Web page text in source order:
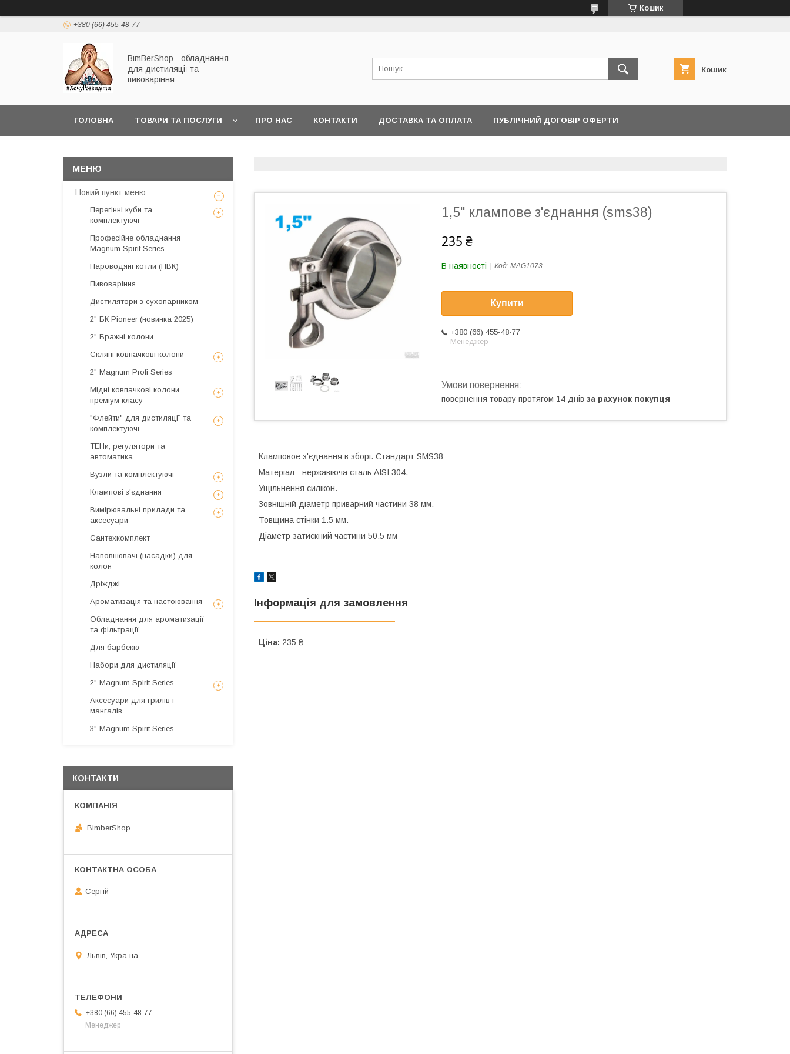
Кошик
+380 (66) 455-48-77
BimBerShop - обладнання
для дистиляції та
пивоваріння
Кошик
ГОЛОВНА ТОВАРИ ТА ПОСЛУГИ ПРО НАС КОНТАКТИ ДОСТАВКА ТА ОПЛАТА ПУБЛІЧНИЙ ДОГОВІР ОФЕРТИ
1,5" клампове з'єднання (sms38)
235 ₴
В наявності Код: MAG1073
Купити
+380 (66) 455-48-77
Менеджер
повернення товару протягом 14 днів за рахунок покупця
Кламповое з'єднання в зборі. Стандарт SMS38
Матеріал - нержавіюча сталь AISI 304.
Ущільнення силікон.
Зовнішній діаметр приварний частини 38 мм.
Товщина стінки 1.5 мм.
Діаметр затискний частини 50.5 мм
Інформація для замовлення
Ціна: 235 ₴
Новий пункт меню
Перегінні куби та
комплектуючі
Професійне обладнання
Magnum Spirit Series
Пароводяні котли (ПВК)
Пивоваріння
Дистилятори з сухопарником
2" БК Pioneer (новинка 2025)
2" Бражні колони
Скляні ковпачкові колони
2" Magnum Profi Series
Мідні ковпачкові колони
преміум класу
"Флейти" для дистиляції та
комплектуючі
ТЕНи, регулятори та
автоматика
Вузли та комплектуючі
Клампові з'єднання
Вимірювальні прилади та
аксесуари
Сантехкомплект
Наповнювачі (насадки) для
колон
Дріжджі
Ароматизація та настоювання
Обладнання для ароматизації
та фільтрації
Для барбекю
Набори для дистиляції
2" Magnum Spirit Series
Аксесуари для грилів і
мангалів
3" Magnum Spirit Series
КОНТАКТИ
BimberShop
Сергій
Львів, Україна
+380 (66) 455-48-77
Менеджер